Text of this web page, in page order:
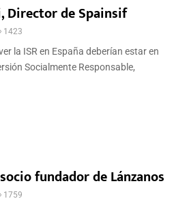
Director de Spainsif
1423
la ISR en España deberían estar en
Socialmente Responsable,
fundador de Lánzanos
1759